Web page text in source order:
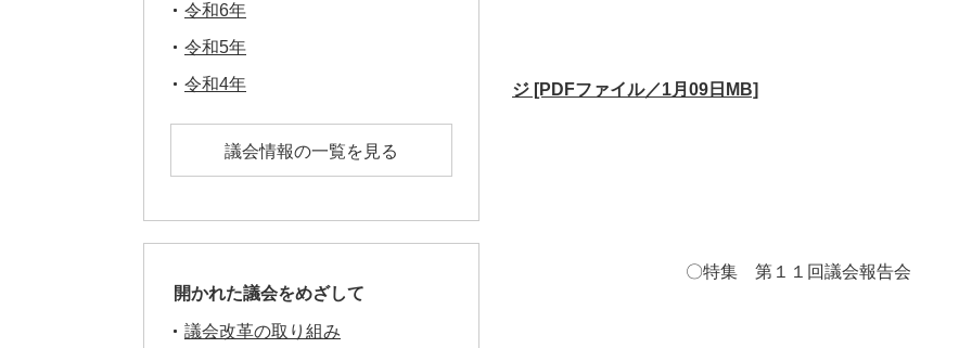
ジ [PDFファイル／1月09日MB]
〇特集 第１１回議会報告会
令和6年
令和5年
令和4年
議会情報の一覧を見る
開かれた議会をめざして
議会改革の取り組み